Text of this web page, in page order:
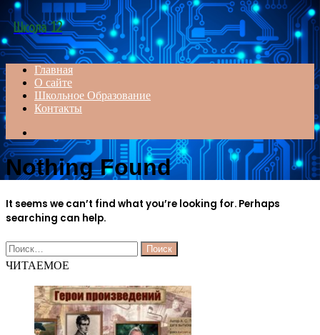
Menu
Школа 12
Главная
О сайте
Школьное Образование
Контакты
for
Nothing Found
It seems we can’t find what you’re looking for. Perhaps
searching can help.
Найти:
ЧИТАЕМОЕ